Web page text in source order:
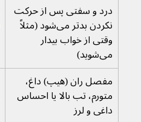
درد و سفتی پس از حرکت
نکردن بدتر می‌شود (مثلاً
وقتی از خواب بیدار
می‌شوید)
مفصل ران (هیپ) داغ،
متورم، تب بالا یا احساس
داغی و لرز